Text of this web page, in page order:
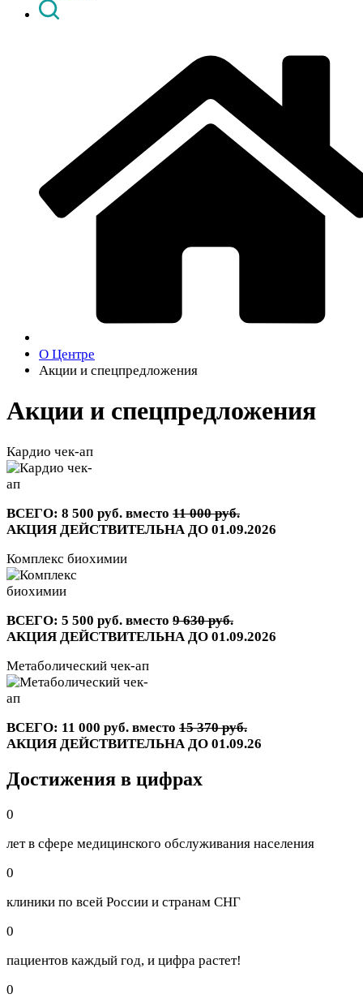
О Центре
Акции и спецпредложения
Акции и спецпредложения
Кардио чек-ап
ВСЕГО: 8 500 руб. вместо 11 000 руб.
АКЦИЯ ДЕЙСТВИТЕЛЬНА ДО 01.09.2026
Комплекс биохимии
ВСЕГО: 5 500 руб. вместо 9 630 руб.
АКЦИЯ ДЕЙСТВИТЕЛЬНА ДО 01.09.2026
Метаболический чек-ап
ВСЕГО: 11 000 руб. вместо 15 370 руб.
АКЦИЯ ДЕЙСТВИТЕЛЬНА ДО 01.09.26
Достижения в цифрах
0
лет в сфере медицинского обслуживания населения
0
клиники по всей России и странам СНГ
0
пациентов каждый год, и цифра растет!
0